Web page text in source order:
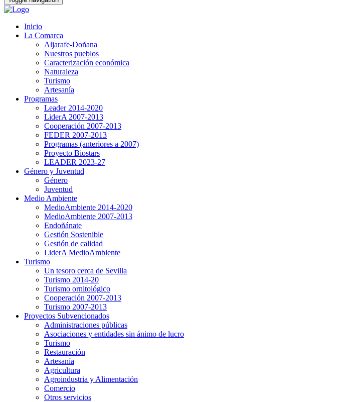
Inicio
La Comarca
Aljarafe-Doñana
Nuestros pueblos
Caracterización económica
Naturaleza
Turismo
Artesanía
Programas
Leader 2014-2020
LiderA 2007-2013
Cooperación 2007-2013
FEDER 2007-2013
Programas (anteriores a 2007)
Proyecto Biostars
LEADER 2023-27
Género y Juventud
Género
Juventud
Medio Ambiente
MedioAmbiente 2014-2020
MedioAmbiente 2007-2013
Endoñánate
Gestión Sostenible
Gestión de calidad
LiderA MedioAmbiente
Turismo
Un tesoro cerca de Sevilla
Turismo 2014-20
Turismo ornitológico
Cooperación 2007-2013
Turismo 2007-2013
Proyectos Subvencionados
Administraciones públicas
Asociaciones y entidades sin ánimo de lucro
Turismo
Restauración
Artesanía
Agricultura
Agroindustria y Alimentación
Comercio
Otros servicios